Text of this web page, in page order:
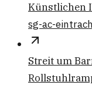
Künstlichen
sg-ac-
Streit um